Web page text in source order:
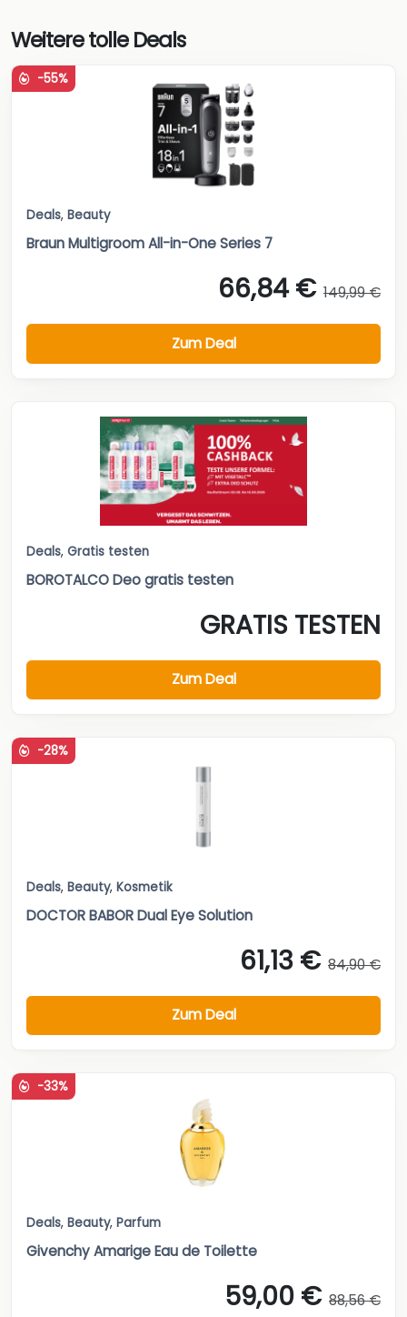
Weitere tolle Deals
-55%
Deals, Beauty
Braun Multigroom All-in-One Series 7
66,84 € 149,99 €
Zum Deal
Deals, Gratis testen
BOROTALCO Deo gratis testen
GRATIS TESTEN
Zum Deal
-28%
Deals, Beauty, Kosmetik
DOCTOR BABOR Dual Eye Solution
61,13 € 84,90 €
Zum Deal
-33%
Deals, Beauty, Parfum
Givenchy Amarige Eau de Toilette
59,00 € 88,56 €